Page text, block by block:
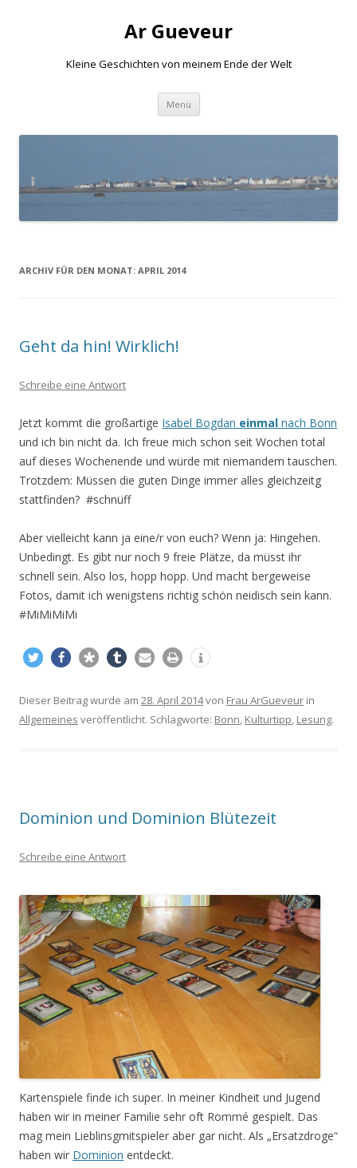
Ar Gueveur
Kleine Geschichten von meinem Ende der Welt
Menü Springe
Inhalt
ARCHIV FÜR DEN MONAT: APRIL 2014
Geht da hin! Wirklich!
Schreibe eine Antwort
Jetzt kommt die großartige Isabel Bogdan einmal nach Bonn
und ich bin nicht da. Ich freue mich schon seit Wochen total
auf dieses Wochenende und würde mit niemandem tauschen.
Trotzdem: Müssen die guten Dinge immer alles gleichzeitg
stattfinden? #schnüff
Aber vielleicht kann ja eine/r von euch? Wenn ja: Hingehen.
Unbedingt. Es gibt nur noch 9 freie Plätze, da müsst ihr
schnell sein. Also los, hopp hopp. Und macht bergeweise
Fotos, damit ich wenigstens richtig schön neidisch sein kann.
#MiMiMiMi
Dieser Beitrag wurde am 28. April 2014von Frau ArGueveur in
Allgemeines veröffentlicht. Schlagworte: Bonn, Kulturtipp, Lesung.
Dominion und Dominion Blütezeit
Schreibe eine Antwort
Kartenspiele finde ich super. In meiner Kindheit und Jugend
haben wir in meiner Familie sehr oft Rommé gespielt. Das
mag mein Lieblinsgmitspieler aber gar nicht. Als „Ersatzdroge“
haben wir Dominion entdeckt.